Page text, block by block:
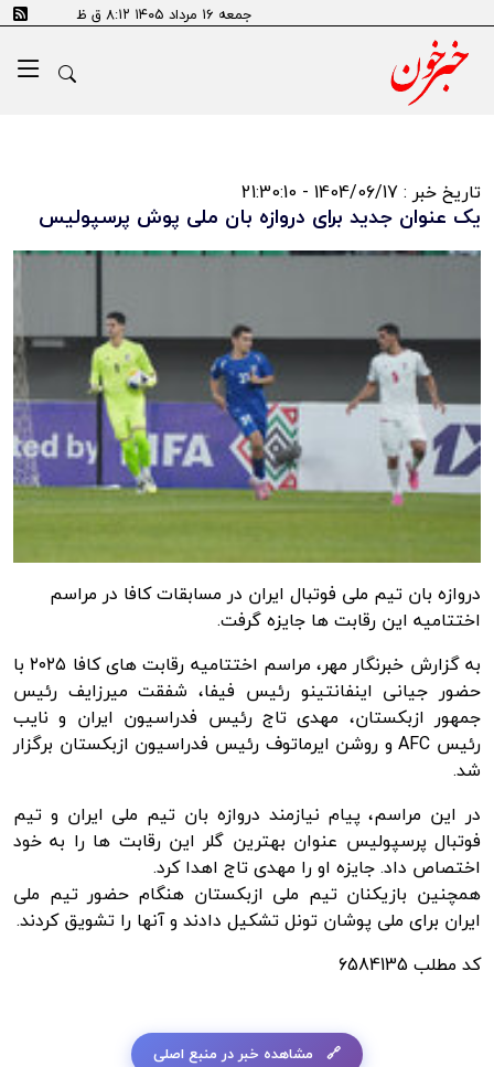
جمعه ۱۶ مرداد ۱۴۰۵ ۸:۱۲ ق ظ
تاریخ خبر : 1404/06/17 - 21:30:10
یک عنوان جدید برای دروازه بان ملی پوش پرسپولیس
دروازه بان تیم ملی فوتبال ایران در مسابقات کافا در مراسم
اختتامیه این رقابت ها جایزه گرفت.
به گزارش خبرنگار مهر
، مراسم اختتامیه رقابت های کافا ۲۰۲۵ با
حضور جیانی اینفانتینو رئیس فیفا، شفقت میرزایف رئیس
جمهور ازبکستان، مهدی تاج رئیس فدراسیون ایران و نایب
رئیس AFC و روشن ایرماتوف رئیس فدراسیون ازبکستان برگزار
شد.
در این مراسم، پیام نیازمند دروازه بان تیم ملی ایران و تیم
فوتبال پرسپولیس عنوان بهترین گلر این رقابت ها را به خود
اختصاص داد. جایزه او را مهدی تاج اهدا کرد.
همچنین بازیکنان تیم ملی ازبکستان هنگام حضور تیم ملی
ایران برای ملی پوشان تونل تشکیل دادند و آنها را تشویق کردند.
کد مطلب 6584135
مشاهده خبر در منبع اصلی